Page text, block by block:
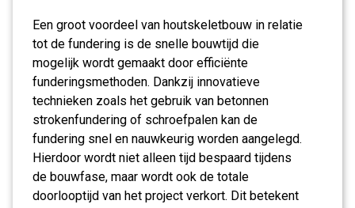
Een groot voordeel van houtskeletbouw in relatie
tot de fundering is de snelle bouwtijd die
mogelijk wordt gemaakt door efficiënte
funderingsmethoden. Dankzij innovatieve
technieken zoals het gebruik van betonnen
strokenfundering of schroefpalen kan de
fundering snel en nauwkeurig worden aangelegd.
Hierdoor wordt niet alleen tijd bespaard tijdens
de bouwfase, maar wordt ook de totale
doorlooptijd van het project verkort. Dit betekent